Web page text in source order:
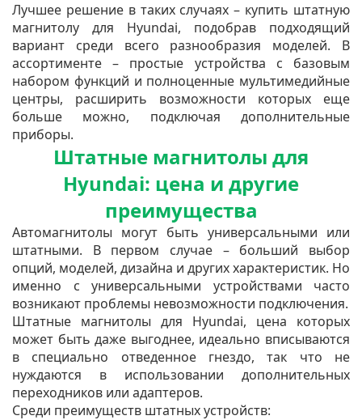
Лучшее решение в таких случаях – купить штатную
магнитолу для Hyundai, подобрав подходящий
вариант среди всего разнообразия моделей. В
ассортименте – простые устройства с базовым
набором функций и полноценные мультимедийные
центры, расширить возможности которых еще
больше можно, подключая дополнительные
приборы.
Штатные магнитолы для
Hyundai: цена и другие
преимущества
Автомагнитолы могут быть универсальными или
штатными. В первом случае – больший выбор
опций, моделей, дизайна и других характеристик. Но
именно с универсальными устройствами часто
возникают проблемы невозможности подключения.
Штатные магнитолы для Hyundai, цена которых
может быть даже выгоднее, идеально вписываются
в специально отведенное гнездо, так что не
нуждаются в использовании дополнительных
переходников или адаптеров.
Среди преимуществ штатных устройств: